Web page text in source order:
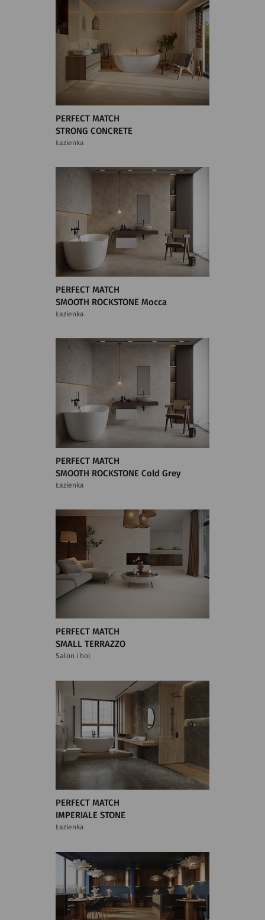
PERFECT MATCH
STRONG CONCRETE
Łazienka
PERFECT MATCH
SMOOTH ROCKSTONE Mocca
Łazienka
PERFECT MATCH
SMOOTH ROCKSTONE Cold Grey
Łazienka
PERFECT MATCH
SMALL TERRAZZO
Salon i hol
PERFECT MATCH
IMPERIALE STONE
Łazienka